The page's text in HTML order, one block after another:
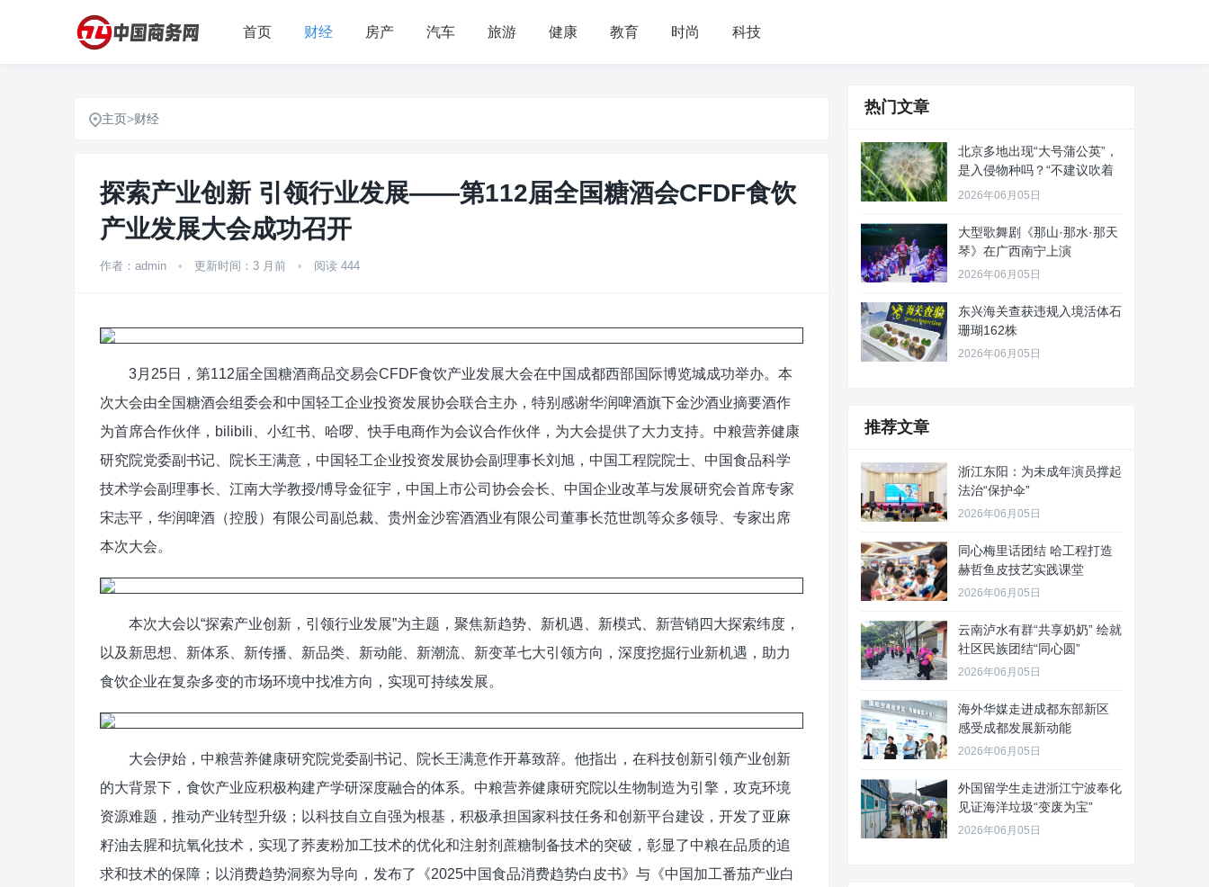
首页 财经 房产 汽车 旅游 健康 教育 时尚 科技
主页>财经
探索产业创新 引领行业发展——第112届全国糖酒会CFDF食饮
产业发展大会成功召开
作者：admin • 更新时间：3 月前 • 阅读 444
3月25日，第112届全国糖酒商品交易会CFDF食饮产业发展大会在中国成都西部国际博览城成功举办。本
次大会由全国糖酒会组委会和中国轻工企业投资发展协会联合主办，特别感谢华润啤酒旗下金沙酒业摘要酒作
为首席合作伙伴，bilibili、小红书、哈啰、快手电商作为会议合作伙伴，为大会提供了大力支持。中粮营养健康
研究院党委副书记、院长王满意，中国轻工企业投资发展协会副理事长刘旭，中国工程院院士、中国食品科学
技术学会副理事长、江南大学教授/博导金征宇，中国上市公司协会会长、中国企业改革与发展研究会首席专家
宋志平，华润啤酒（控股）有限公司副总裁、贵州金沙窖酒酒业有限公司董事长范世凯等众多领导、专家出席
本次大会。
本次大会以“探索产业创新，引领行业发展”为主题，聚焦新趋势、新机遇、新模式、新营销四大探索纬度，
以及新思想、新体系、新传播、新品类、新动能、新潮流、新变革七大引领方向，深度挖掘行业新机遇，助力
食饮企业在复杂多变的市场环境中找准方向，实现可持续发展。
大会伊始，中粮营养健康研究院党委副书记、院长王满意作开幕致辞。他指出，在科技创新引领产业创新
的大背景下，食饮产业应积极构建产学研深度融合的体系。中粮营养健康研究院以生物制造为引擎，攻克环境
资源难题，推动产业转型升级；以科技自立自强为根基，积极承担国家科技任务和创新平台建设，开发了亚麻
籽油去腥和抗氧化技术，实现了荞麦粉加工技术的优化和注射剂蔗糖制备技术的突破，彰显了中粮在品质的追
求和技术的保障；以消费趋势洞察为导向，发布了《2025中国食品消费趋势白皮书》与《中国加工番茄产业白
热门文章
北京多地出现“大号蒲公英”，
是入侵物种吗？“不建议吹着
玩
2026年06月05日
大型歌舞剧《那山·那水·那天
琴》在广西南宁上演
2026年06月05日
东兴海关查获违规入境活体石
珊瑚162株
2026年06月05日
推荐文章
浙江东阳：为未成年演员撑起
法治“保护伞”
2026年06月05日
同心梅里话团结 哈工程打造
赫哲鱼皮技艺实践课堂
2026年06月05日
云南泸水有群“共享奶奶” 绘就
社区民族团结“同心圆”
2026年06月05日
海外华媒走进成都东部新区
感受成都发展新动能
2026年06月05日
外国留学生走进浙江宁波奉化
见证海洋垃圾“变废为宝”
2026年06月05日